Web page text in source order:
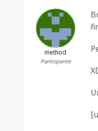
method
Participante